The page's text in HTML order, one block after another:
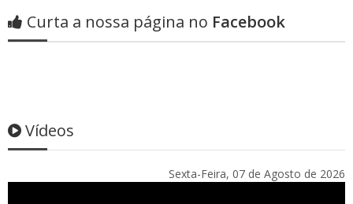
Curta a nossa página no Facebook
Vídeos
Sexta-Feira, 07 de Agosto de 2026